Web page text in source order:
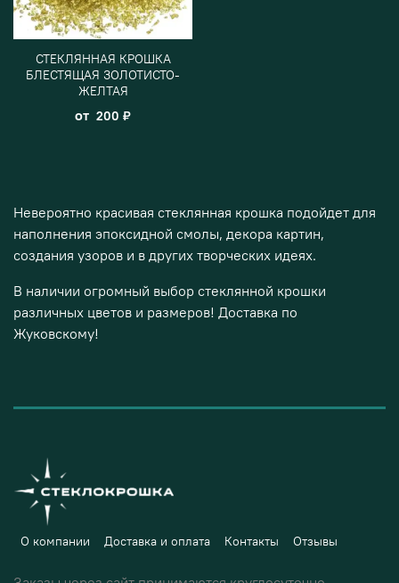
СТЕКЛЯННАЯ КРОШКА
БЛЕСТЯЩАЯ ЗОЛОТИСТО-
ЖЕЛТАЯ
от 200 ₽
Невероятно красивая стеклянная крошка подойдет для
наполнения эпоксидной смолы, декора картин,
создания узоров и в других творческих идеях.
В наличии огромный выбор стеклянной крошки
различных цветов и размеров! Доставка по
Жуковскому!
О компании Доставка и оплата Контакты Отзывы